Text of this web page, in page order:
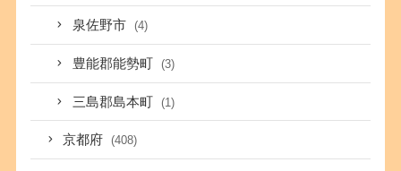
泉佐野市 (4)
豊能郡能勢町 (3)
三島郡島本町 (1)
京都府 (408)